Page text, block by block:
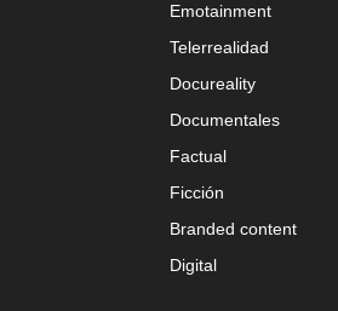
Emotainment
Telerrealidad
Docureality
Documentales
Factual
Ficción
Branded content
Digital